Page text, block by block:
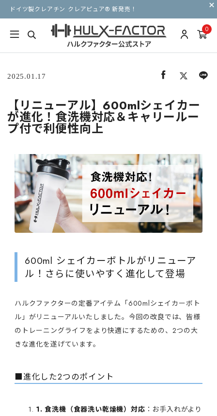
ドイツ製クレアチン クレアピュア® 新発売！
0
2025.01.17
【リニューアル】600mlシェイカー
が進化！食洗機対応＆キャリールー
プ付で利便性向上
600ml シェイカーボトルがリニューア
ル！さらに使いやすく進化して登場
ハルクファクターの定番アイテム「600mlシェイカーボト
ル」がリニューアルいたしました。今回の改良では、皆様
のトレーニングライフをより快適にするための、2つの大
きな進化を遂げています。
■進化した2つのポイント
1. 食洗機（食器洗い乾燥機）対応 ：お手入れがより